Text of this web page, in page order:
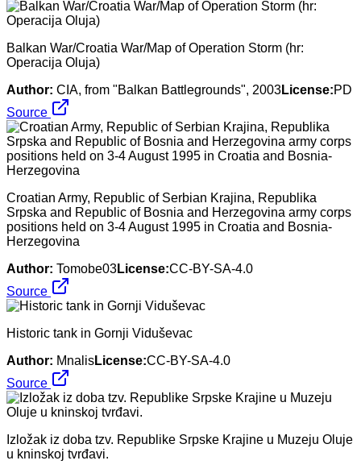
Balkan War/Croatia War/Map of Operation Storm (hr:
Operacija Oluja)
Author: CIA, from "Balkan Battlegrounds", 2003License:PD
Source
Croatian Army, Republic of Serbian Krajina, Republika
Srpska and Republic of Bosnia and Herzegovina army corps
positions held on 3-4 August 1995 in Croatia and Bosnia-
Herzegovina
Author: Tomobe03License:CC-BY-SA-4.0
Source
Historic tank in Gornji Viduševac
Author: MnalisLicense:CC-BY-SA-4.0
Source
Izložak iz doba tzv. Republike Srpske Krajine u Muzeju Oluje
u kninskoj tvrđavi.